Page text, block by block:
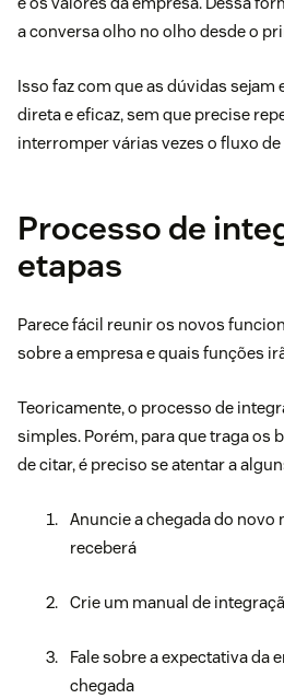
a conversa olho no olho desde o
Isso faz com que as dúvidas
direta e eficaz, sem que precise
interromper várias vezes o fluxo
Processo de
etapas
Parece fácil reunir os novos
sobre a empresa e quais funções
Teoricamente, o processo de
simples. Porém, para que traga os
de citar, é preciso se atentar a
Anuncie a chegada do novo
receberá
Crie um manual de
Fale sobre a expectativa da
chegada